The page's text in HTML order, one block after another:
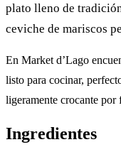
plato lleno de
ceviche de mariscos
En Market d’Lago
listo para cocinar,
ligeramente crocante por
Ingredientes